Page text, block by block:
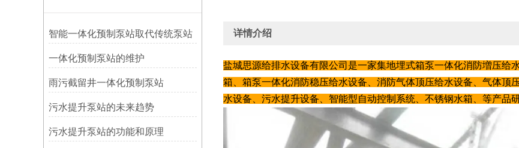
智能一体化预制泵站取代传统泵站
一体化预制泵站的维护
雨污截留井一体化预制泵站
污水提升泵站的未来趋势
污水提升泵站的功能和原理
详情介绍
盐城思源给排水设备有限公司是一家集地埋式箱泵一体化消防増压给
箱、箱泵一体化消防稳压给水设备、消防气体顶压给水设备、气体顶
水设备、污水提升设备、智能型自动控制系统、不锈钢水箱、等产品